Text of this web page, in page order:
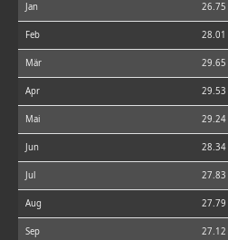
Jan 26.75
Feb 28.01
Mär 29.65
Apr 29.53
Mai 29.24
Jun 28.34
Jul 27.83
Aug 27.79
Sep 27.12